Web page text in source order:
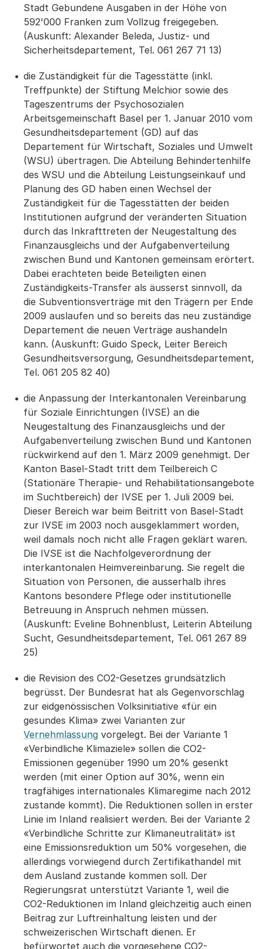
Stadt Gebundene Ausgaben in der Höhe von
592'000 Franken zum Vollzug freigegeben.
(Auskunft: Alexander Beleda, Justiz- und
Sicherheitsdepartement, Tel. 061 267 71 13)
die Zuständigkeit für die Tagesstätte (inkl.
Treffpunkte) der Stiftung Melchior sowie des
Tageszentrums der Psychosozialen
Arbeitsgemeinschaft Basel per 1. Januar 2010 vom
Gesundheitsdepartement (GD) auf das
Departement für Wirtschaft, Soziales und Umwelt
(WSU) übertragen. Die Abteilung Behindertenhilfe
des WSU und die Abteilung Leistungseinkauf und
Planung des GD haben einen Wechsel der
Zuständigkeit für die Tagesstätten der beiden
Institutionen aufgrund der veränderten Situation
durch das Inkrafttreten der Neugestaltung des
Finanzausgleichs und der Aufgabenverteilung
zwischen Bund und Kantonen gemeinsam erörtert.
Dabei erachteten beide Beteiligten einen
Zuständigkeits-Transfer als äusserst sinnvoll, da
die Subventionsverträge mit den Trägern per Ende
2009 auslaufen und so bereits das neu zuständige
Departement die neuen Verträge aushandeln
kann. (Auskunft: Guido Speck, Leiter Bereich
Gesundheitsversorgung, Gesundheitsdepartement,
Tel. 061 205 82 40)
die Anpassung der Interkantonalen Vereinbarung
für Soziale Einrichtungen (IVSE) an die
Neugestaltung des Finanzausgleichs und der
Aufgabenverteilung zwischen Bund und Kantonen
rückwirkend auf den 1. März 2009 genehmigt. Der
Kanton Basel-Stadt tritt dem Teilbereich C
(Stationäre Therapie- und Rehabilitationsangebote
im Suchtbereich) der IVSE per 1. Juli 2009 bei.
Dieser Bereich war beim Beitritt von Basel-Stadt
zur IVSE im 2003 noch ausgeklammert worden,
weil damals noch nicht alle Fragen geklärt waren.
Die IVSE ist die Nachfolgeverordnung der
interkantonalen Heimvereinbarung. Sie regelt die
Situation von Personen, die ausserhalb ihres
Kantons besondere Pflege oder institutionelle
Betreuung in Anspruch nehmen müssen.
(Auskunft: Eveline Bohnenblust, Leiterin Abteilung
Sucht, Gesundheitsdepartement, Tel. 061 267 89
25)
die Revision des CO2-Gesetzes grundsätzlich
begrüsst. Der Bundesrat hat als Gegenvorschlag
zur eidgenössischen Volksinitiative «für ein
gesundes Klima» zwei Varianten zur
Vernehmlassung vorgelegt. Bei der Variante 1
«Verbindliche Klimaziele» sollen die CO2-
Emissionen gegenüber 1990 um 20% gesenkt
werden (mit einer Option auf 30%, wenn ein
tragfähiges internationales Klimaregime nach 2012
zustande kommt). Die Reduktionen sollen in erster
Linie im Inland realisiert werden. Bei der Variante 2
«Verbindliche Schritte zur Klimaneutralität» ist
eine Emissionsreduktion um 50% vorgesehen, die
allerdings vorwiegend durch Zertifikathandel mit
dem Ausland zustande kommen soll. Der
Regierungsrat unterstützt Variante 1, weil die
CO2-Reduktionen im Inland gleichzeitig auch einen
Beitrag zur Luftreinhaltung leisten und der
schweizerischen Wirtschaft dienen. Er
befürwortet auch die vorgesehene CO2-